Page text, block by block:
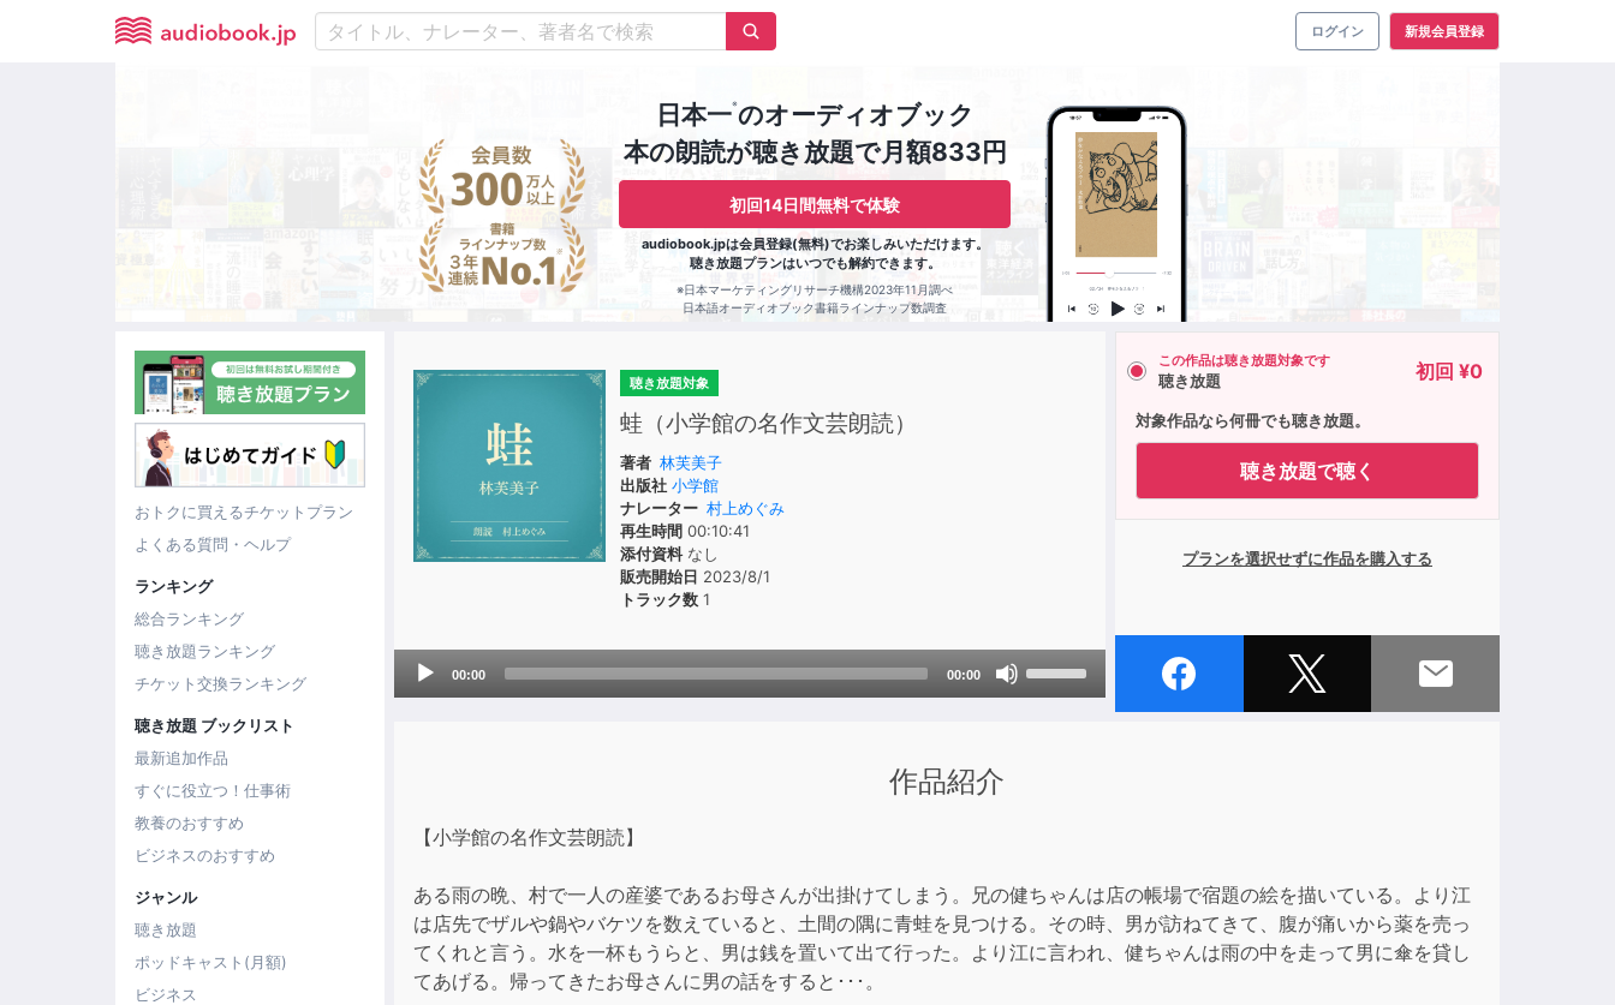
ログイン 新規会員登録
日本一※のオーディオブック
本の朗読が聴き放題で月額833円
初回14日間無料で体験
audiobook.jpは会員登録(無料)でお楽しみいただけます。
聴き放題プランはいつでも解約できます。
※日本マーケティングリサーチ機構2023年11月調べ
日本語オーディオブック書籍ラインナップ数調査
おトクに買えるチケットプラン
よくある質問・ヘルプ
ランキング
総合ランキング
聴き放題ランキング
チケット交換ランキング
聴き放題 ブックリスト
最新追加作品
すぐに役立つ！仕事術
教養のおすすめ
ビジネスのおすすめ
ジャンル
聴き放題
ポッドキャスト(月額)
ビジネス
聴き放題対象
蛙（小学館の名作文芸朗読）
著者 林芙美子
出版社 小学館
ナレーター 村上めぐみ
再生時間 00:10:41
添付資料なし
販売開始日 2023/8/1
トラック数 1
Audio
00:00 00:00
volume.
この作品は聴き放題対象です
聴き放題 初回 ¥0
対象作品なら何冊でも聴き放題。
聴き放題で聴く
プランを選択せずに作品を購入する
作品紹介
【小学館の名作文芸朗読】
ある雨の晩、村で一人の産婆であるお母さんが出掛けてしまう。兄の健ちゃんは店の帳場で宿題の絵を描いている。より江
は店先でザルや鍋やバケツを数えていると、土間の隅に青蛙を見つける。その時、男が訪ねてきて、腹が痛いから薬を売っ
てくれと言う。水を一杯もうらと、男は銭を置いて出て行った。より江に言われ、健ちゃんは雨の中を走って男に傘を貸し
てあげる。帰ってきたお母さんに男の話をすると･･･。